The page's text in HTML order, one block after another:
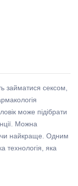
займатися сексом,
може підібрати
Можна
найкраще. Одним
технологія, яка